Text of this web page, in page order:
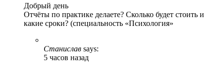
Добрый день
Отчёты по практике делаете? Сколько будет стоить и
какие сроки? (специальность «Психология»
Станислав says:
5 часов назад